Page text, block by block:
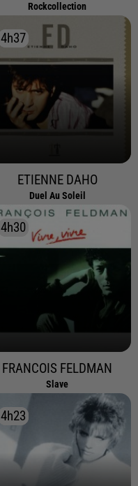
Rockcollection
4h37
4h37
ETIENNE DAHO
Duel Au Soleil
4h30
4h30
FRANCOIS FELDMAN
Slave
4h23
4h23